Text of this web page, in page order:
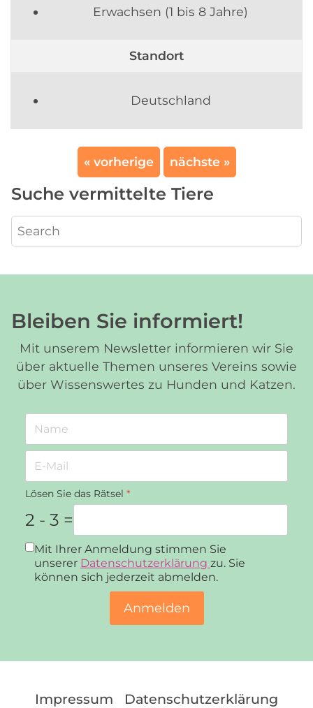
Erwachsen (1 bis 8 Jahre)
Standort
Deutschland
« vorherige nächste »
Suche vermittelte Tiere
Bleiben Sie informiert!
Mit unserem Newsletter informieren wir Sie
über aktuelle Themen unseres Vereins sowie
über Wissenswertes zu Hunden und Katzen.
Lösen Sie das Rätsel *
2 - 3 =
Datenschutz*
Mit Ihrer Anmeldung stimmen Sie
unserer Datenschutzerklärung zu. Sie
können sich jederzeit abmelden.
Anmelden
Impressum Datenschutzerklärung